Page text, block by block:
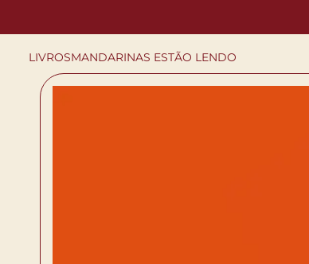
LIVROSMANDARINAS ESTÃO LENDO